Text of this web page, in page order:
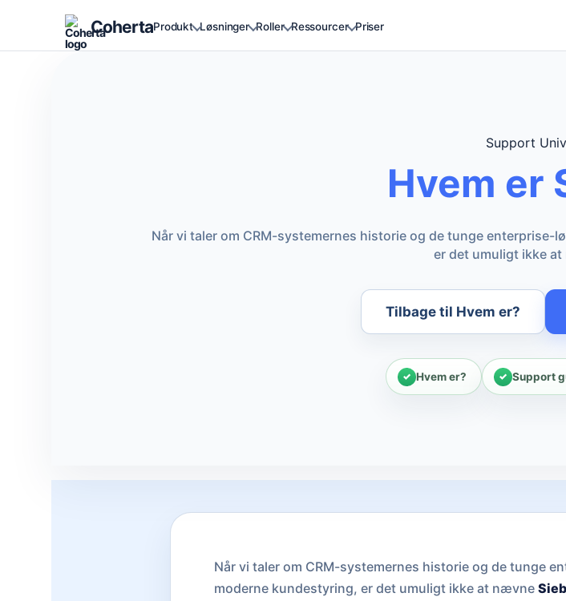
CohertaProdukt Løsninger Roller Ressourcer Priser
Support
Hvem er
Når vi taler om CRM-systemernes historie og de tunge
er det umuligt ikke
Tilbage til Hvem er?
Hvem er? Support
Når vi taler om CRM-systemernes historie og de tunge
moderne kundestyring, er det umuligt ikke at nævne